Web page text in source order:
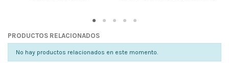
PRODUCTOS RELACIONADOS
No hay productos relacionados en este momento.